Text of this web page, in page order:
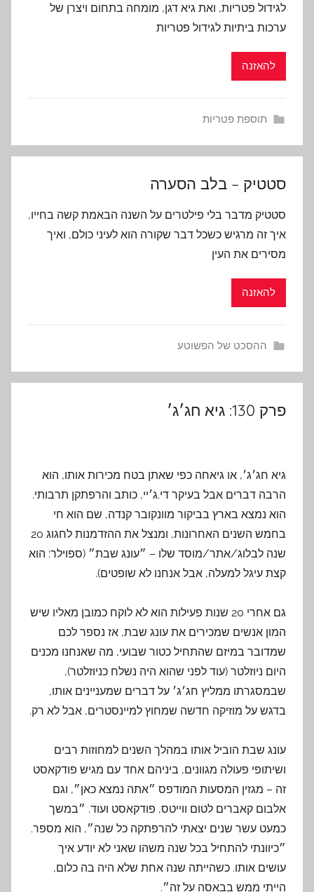
לגידול פטריות, ואת גיא דגן, מומחה בתחום ויצרן של
ערכות ביתיות לגידול פטריות
להאזנה
תוספת פטריות
סטטיק – בלב הסערה
סטטיק מדבר בלי פילטרים על השנה הבאמת קשה בחייו,
איך זה מרגיש כשכל דבר שקורה הוא לעיני כולם, ואיך
מסירים את העין
להאזנה
ההסכט של הפשוטע
פרק 130: גיא חג׳ג׳
גיא חג׳ג׳, או גיאחה כפי שאתן בטח מכירות אותו, הוא
הרבה דברים אבל בעיקר די.ג׳יי, כותב והרפתקן תרבותי.
הוא נמצא בארץ בביקור מוונקובר קנדה, שם הוא חי
בחמש השנים האחרונות, ומנצל את ההזדמנות לחגוג 20
שנה לבלוג/אתר/מוסד שלו – ״עונג שבת״ (ספוילר: הוא
קצת עיגל למעלה, אבל אנחנו לא שופטים).
גם אחרי 20 שנות פעילות הוא לא לוקח כמובן מאליו שיש
המון אנשים שמכירים את עונג שבת, אז נספר לכם
שמדובר במיזם שהתחיל כטור שבועי, מה שאנחנו מכנים
היום ניוזלטר (עוד לפני שהוא היה נשלח כניוזלטר),
שבמסגרתו ממליץ חג׳ג׳ על דברים שמעניינים אותו,
בדגש על מוזיקה חדשה שמחוץ למיינסטרים, אבל לא רק.
עונג שבת הוביל אותו במהלך השנים למחוזות רבים
ושיתופי פעולה מגוונים, ביניהם אחד עם מגיש פודקאסט
זה – מגזין המסעות המודפס ״אתה נמצא כאן״, וגם
אלבום קאברים לטום ווייטס, פודקאסט ועוד. ״במשך
כמעט עשר שנים יצאתי להרפתקה כל שנה״, הוא מספר.
״כיוונתי להתחיל בכל שנה משהו שאני לא יודע איך
עושים אותו. כשהייתה שנה אחת שלא היה בה כלום,
הייתי ממש בבאסה על זה״.